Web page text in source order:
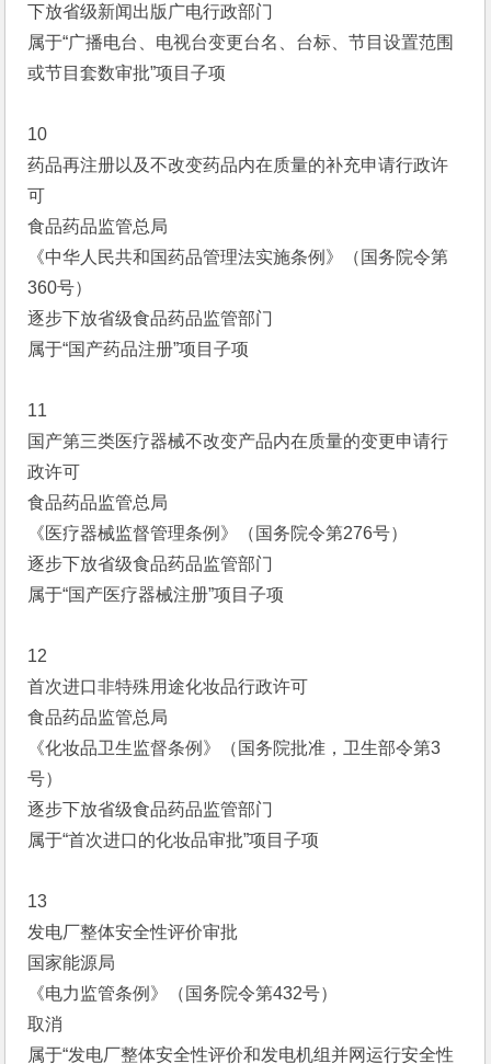
下放省级新闻出版广电行政部门
属于“广播电台、电视台变更台名、台标、节目设置范围
或节目套数审批”项目子项
10
药品再注册以及不改变药品内在质量的补充申请行政许
可
食品药品监管总局
《中华人民共和国药品管理法实施条例》（国务院令第
360号）
逐步下放省级食品药品监管部门
属于“国产药品注册”项目子项
11
国产第三类医疗器械不改变产品内在质量的变更申请行
政许可
食品药品监管总局
《医疗器械监督管理条例》（国务院令第276号）
逐步下放省级食品药品监管部门
属于“国产医疗器械注册”项目子项
12
首次进口非特殊用途化妆品行政许可
食品药品监管总局
《化妆品卫生监督条例》（国务院批准，卫生部令第3
号）
逐步下放省级食品药品监管部门
属于“首次进口的化妆品审批”项目子项
13
发电厂整体安全性评价审批
国家能源局
《电力监管条例》（国务院令第432号）
取消
属于“发电厂整体安全性评价和发电机组并网运行安全性